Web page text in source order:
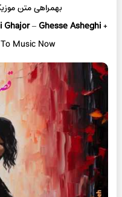
بهمراهی متن موزیک +
Ghajor–Ghesse Asheghi+
Music Now